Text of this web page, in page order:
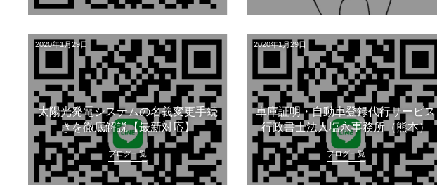
2020年1月29日
太陽光発電システムの名義変更手続
きを徹底解説【最新対応】
ブログ一覧
2020年1月29日
車庫証明・自動車登録代行サービス
行政書士法人塩永事務所（熊本）
ブログ一覧